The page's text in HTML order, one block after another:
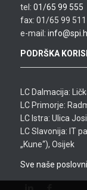
tel: 01/65 99 555
fax: 01/65 99 511
e-mail:
PODRŠKA
LC Dalmacija:
LC Primorje:
LC Istra: Ulica
LC Slavonija: IT
„Kune“), Osijek
Sve naše